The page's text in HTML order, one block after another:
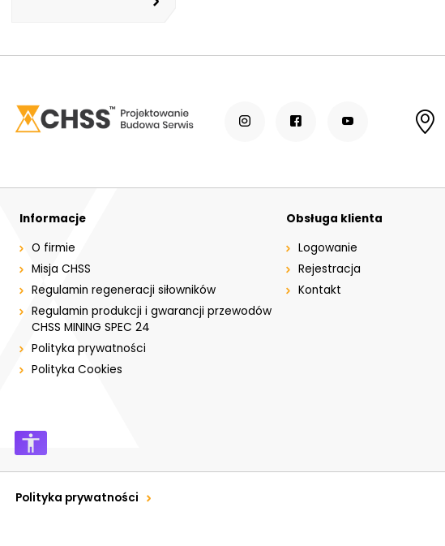
Informacje
O firmie
Misja CHSS
Regulamin regeneracji siłowników
Regulamin produkcji i gwarancji przewodów
CHSS MINING SPEC 24
Polityka prywatności
Polityka Cookies
Obsługa klienta
Logowanie
Rejestracja
Kontakt
Polityka prywatności